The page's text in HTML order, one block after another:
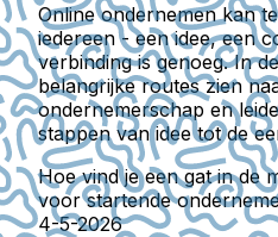
Online ondernemen kan
iedereen - een idee, een
verbinding is genoeg. In
belangrijke routes zien
ondernemerschap en
stappen van idee tot de
Hoe vind je een gat in de
voor startende
4-5-2026